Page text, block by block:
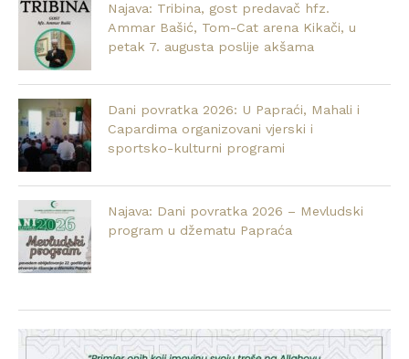
Najava: Tribina, gost predavač hfz.
Ammar Bašić, Tom-Cat arena Kikači, u
petak 7. augusta poslije akšama
Dani povratka 2026: U Papraći, Mahali i
Capardima organizovani vjerski i
sportsko-kulturni programi
Najava: Dani povratka 2026 – Mevludski
program u džematu Papraća